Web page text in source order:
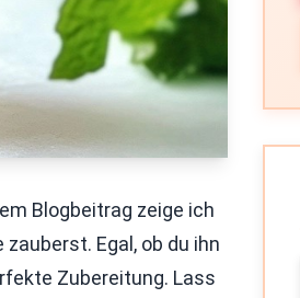
Blogbeitrag zeige ich
Egal, ob du ihn
Zubereitung. Lass